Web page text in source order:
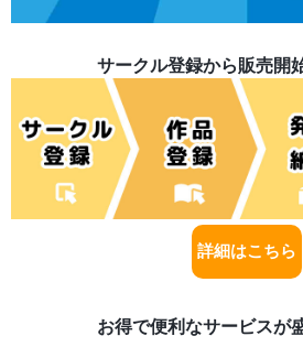
サークル登録から販売開
詳細はこちら
お得で便利なサービスが